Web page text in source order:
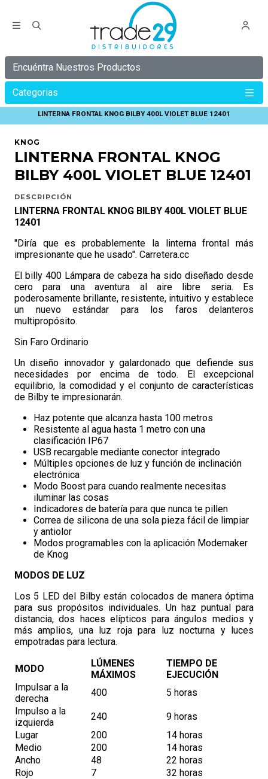
Encuéntra Nuestros Productos
Categorias
LINTERNA FRONTAL KNOG BILBY 400L VIOLET BLUE 12401
KNOG
LINTERNA FRONTAL KNOG
BILBY 400L VIOLET BLUE 12401
DESCRIPCIÓN
LINTERNA FRONTAL KNOG BILBY 400L VIOLET BLUE
12401
"Diría que es probablemente la linterna frontal más
impresionante que he usado". Carretera.cc
El billy 400 Lámpara de cabeza ha sido diseñado desde
cero para una aventura al aire libre seria. Es
poderosamente brillante, resistente, intuitivo y establece
un nuevo estándar para los faros delanteros
multipropósito.
Sin Faro Ordinario
Un diseño innovador y galardonado que defiende sus
necesidades por encima de todo. El excepcional
equilibrio, la comodidad y el conjunto de características
de Bilby te impresionarán.
Haz potente que alcanza hasta 100 metros
Resistente al agua hasta 1 metro con una
clasificación IP67
USB recargable mediante conector integrado
Múltiples opciones de luz y función de inclinación
electrónica
Modo Boost para cuando realmente necesitas
iluminar las cosas
Indicadores de batería para que nunca te pillen
Correa de silicona de una sola pieza fácil de limpiar
y antiolor
Modos programables con la aplicación Modemaker
de Knog
MODOS DE LUZ
Los 5 LED del Bilby están colocados de manera óptima
para sus propósitos individuales. Un haz puntual para
distancia, dos haces elípticos para ángulos medios y
más amplios, una luz roja para luz nocturna y luces
empotradas para lectura.
MODO
LÚMENES
MÁXIMOS
TIEMPO DE
EJECUCIÓN
Impulsar a la
derecha
400
5 horas
Impulso a la
izquierda
240
9 horas
Lugar
200
14 horas
Medio
200
14 horas
Ancho
48
22 horas
Rojo
7
32 horas